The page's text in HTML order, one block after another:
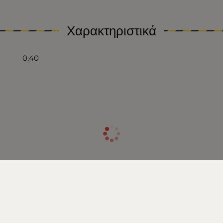
Χαρακτηριστικά
0.40